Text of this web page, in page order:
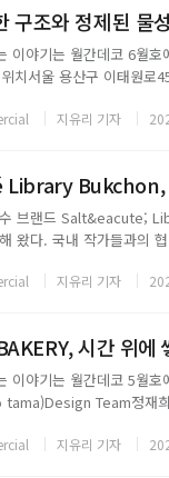
구조와 정제된
이야기는 월간데코 6월
치서울 용산구 이태원로
김동규...지유리 기자
Bukchon, ‘
브랜드 Salt&eacute;
왔다. 국내 작가들과의
간으로 확장한 프로젝트
지유리 기자
시간 위에
이야기는 월간데코 5월
Team정재
지유리 기자